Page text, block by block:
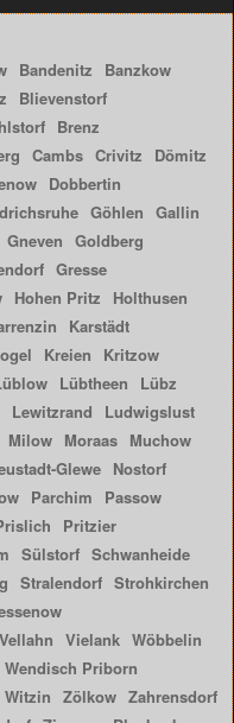
Bandenitz
Banzkow
Blievenstorf
Brenz
Cambs Crivitz
Dömitz
Dobbertin
Göhlen Gallin
Gneven Goldberg
Gresse
Hohen Pritz
Holthusen
Karstädt
Kreien
Kritzow
Lübtheen
Lübz
Lewitzrand
Ludwigslust
Milow Moraas Muchow
Glewe Nostorf
Parchim
Passow
Pritzier
Sülstorf Schwanheide
Stralendorf Strohkirchen
Vellahn Vielank Wöbbelin
Wendisch Priborn
Witzin Zölkow Zahrensdorf